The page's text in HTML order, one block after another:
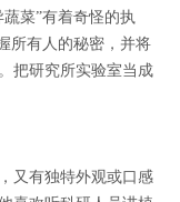
菜”有着奇怪的执
所有人的秘密，并将
把研究所实验室当成
又有独特外观或口感